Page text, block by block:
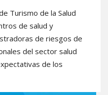
Turismo de la Salud
de salud y
de riesgos de
del sector salud
de los